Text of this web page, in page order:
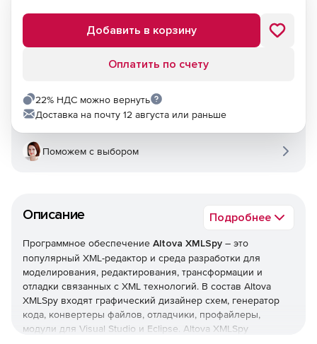
Описание Подробнее
Программное обеспечение Altova XMLSpy – это
популярный XML-редактор и среда разработки для
моделирования, редактирования, трансформации и
отладки связанных с XML технологий. В состав Altova
XMLSpy входят графический дизайнер схем, генератор
кода, конвертеры файлов, отладчики, профайлеры,
модули для Visual Studio и Eclipse. Altova XMLSpy
Добавить в корзину
Оплатить по счету
22% НДС можно вернуть
Доставка на почту 12 августа или раньше
Поможем с выбором